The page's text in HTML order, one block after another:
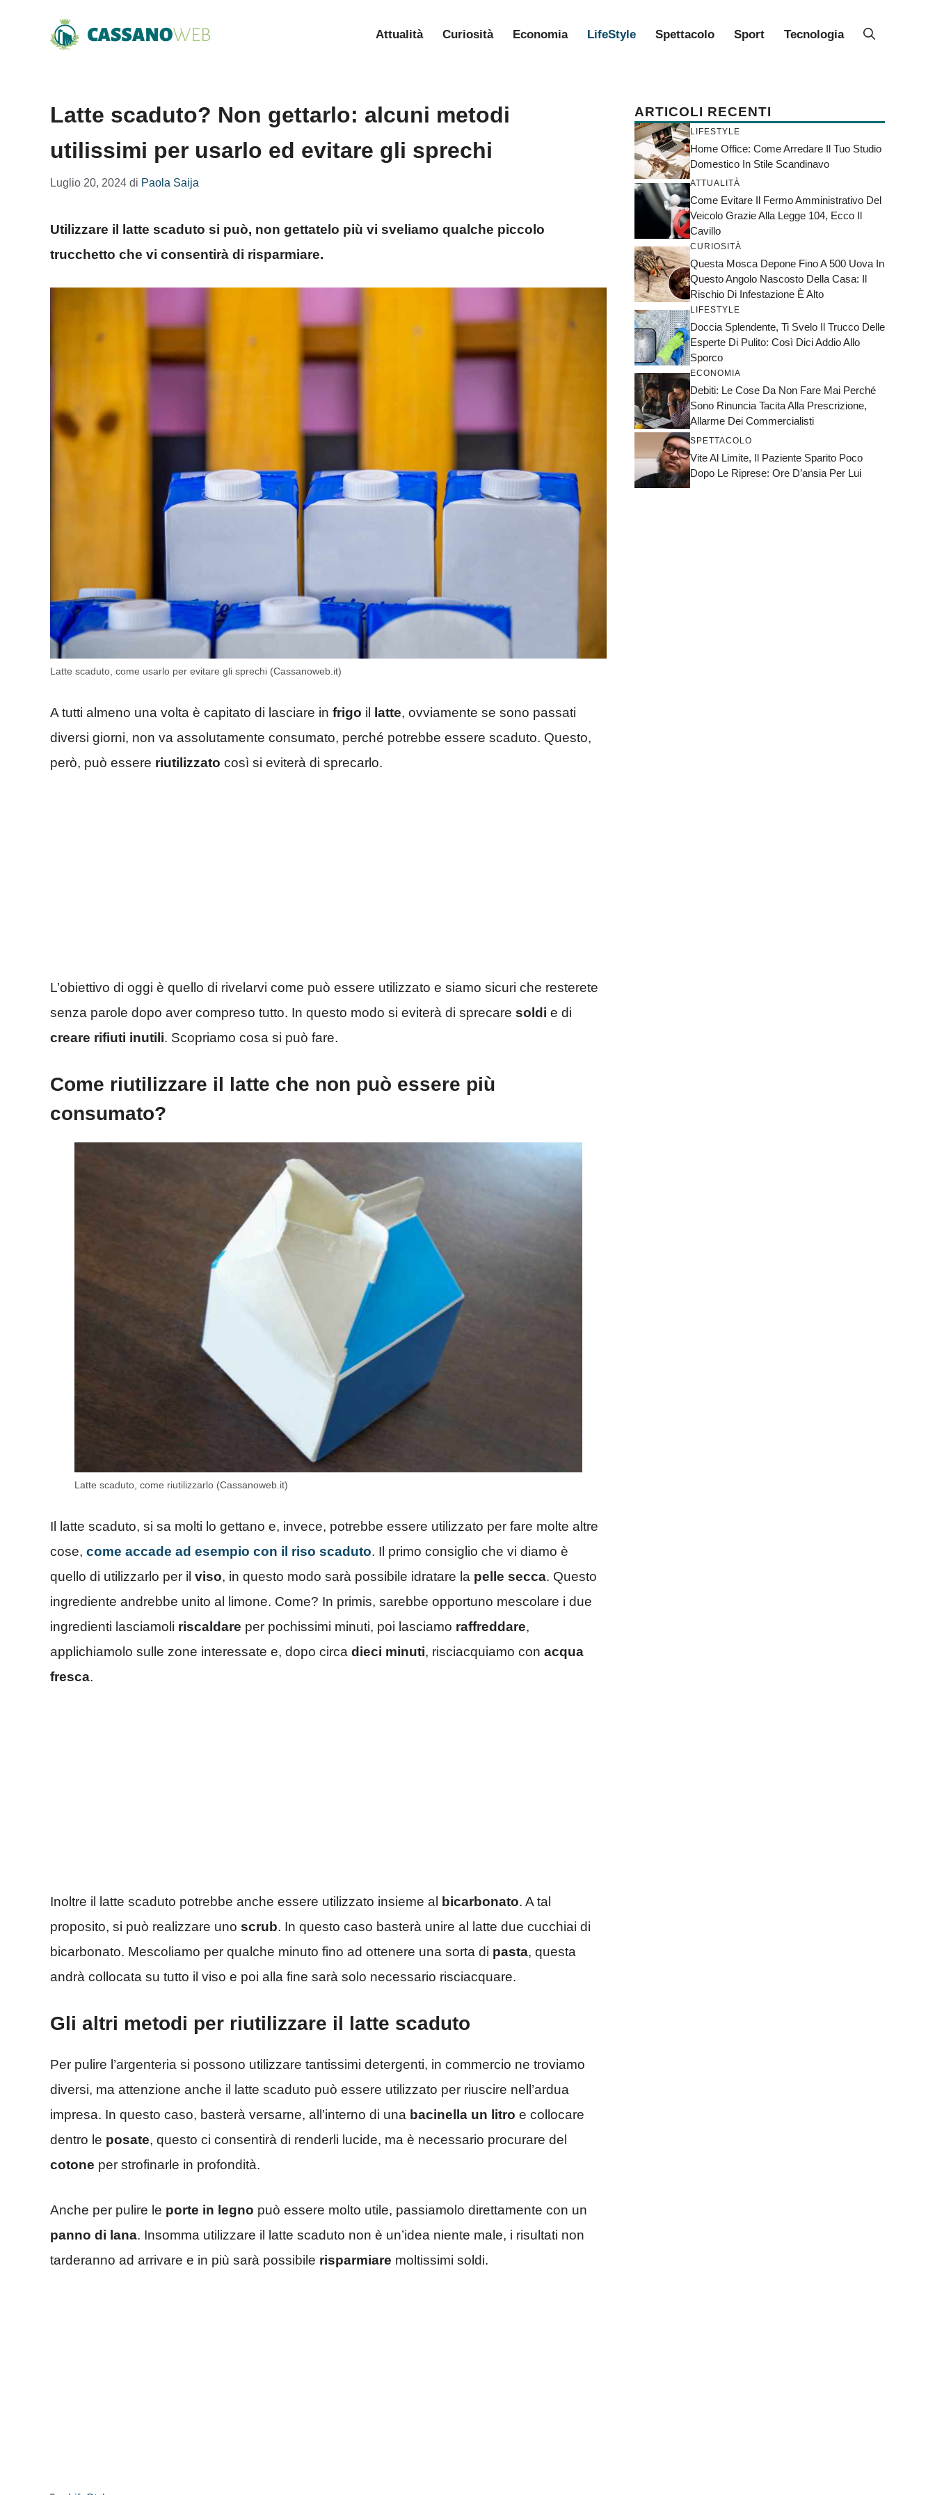
Attualità Curiosità Economia LifeStyle Spettacolo Sport Tecnologia
Latte scaduto? Non gettarlo: alcuni metodi
utilissimi per usarlo ed evitare gli sprechi
Luglio 20, 2024 di Paola Saija
Utilizzare il latte scaduto si può, non gettatelo più vi sveliamo qualche piccolo
trucchetto che vi consentirà di risparmiare.
Latte scaduto, come usarlo per evitare gli sprechi (Cassanoweb.it)
A tutti almeno una volta è capitato di lasciare in frigo il latte, ovviamente se sono passati
diversi giorni, non va assolutamente consumato, perché potrebbe essere scaduto. Questo,
però, può essere riutilizzato così si eviterà di sprecarlo.
L’obiettivo di oggi è quello di rivelarvi come può essere utilizzato e siamo sicuri che resterete
senza parole dopo aver compreso tutto. In questo modo si eviterà di sprecare soldi e di
creare rifiuti inutili. Scopriamo cosa si può fare.
Come riutilizzare il latte che non può essere più
consumato?
Latte scaduto, come riutilizzarlo (Cassanoweb.it)
Il latte scaduto, si sa molti lo gettano e, invece, potrebbe essere utilizzato per fare molte altre
cose, come accade ad esempio con il riso scaduto. Il primo consiglio che vi diamo è
quello di utilizzarlo per il viso, in questo modo sarà possibile idratare la pelle secca. Questo
ingrediente andrebbe unito al limone. Come? In primis, sarebbe opportuno mescolare i due
ingredienti lasciamoli riscaldare per pochissimi minuti, poi lasciamo raffreddare,
applichiamolo sulle zone interessate e, dopo circa dieci minuti, risciacquiamo con acqua
fresca.
Inoltre il latte scaduto potrebbe anche essere utilizzato insieme al bicarbonato. A tal
proposito, si può realizzare uno scrub. In questo caso basterà unire al latte due cucchiai di
bicarbonato. Mescoliamo per qualche minuto fino ad ottenere una sorta di pasta, questa
andrà collocata su tutto il viso e poi alla fine sarà solo necessario risciacquare.
Gli altri metodi per riutilizzare il latte scaduto
Per pulire l’argenteria si possono utilizzare tantissimi detergenti, in commercio ne troviamo
diversi, ma attenzione anche il latte scaduto può essere utilizzato per riuscire nell’ardua
impresa. In questo caso, basterà versarne, all’interno di una bacinella un litro e collocare
dentro le posate, questo ci consentirà di renderli lucide, ma è necessario procurare del
cotone per strofinarle in profondità.
Anche per pulire le porte in legno può essere molto utile, passiamolo direttamente con un
panno di lana. Insomma utilizzare il latte scaduto non è un’idea niente male, i risultati non
tarderanno ad arrivare e in più sarà possibile risparmiare moltissimi soldi.
ARTICOLI RECENTI
LIFESTYLE
Home Office: Come Arredare Il Tuo Studio
Domestico In Stile Scandinavo
ATTUALITÀ
Come Evitare Il Fermo Amministrativo Del
Veicolo Grazie Alla Legge 104, Ecco Il
Cavillo
CURIOSITÀ
Questa Mosca Depone Fino A 500 Uova In
Questo Angolo Nascosto Della Casa: Il
Rischio Di Infestazione È Alto
LIFESTYLE
Doccia Splendente, Ti Svelo Il Trucco Delle
Esperte Di Pulito: Così Dici Addio Allo
Sporco
ECONOMIA
Debiti: Le Cose Da Non Fare Mai Perché
Sono Rinuncia Tacita Alla Prescrizione,
Allarme Dei Commercialisti
SPETTACOLO
Vite Al Limite, Il Paziente Sparito Poco
Dopo Le Riprese: Ore D’ansia Per Lui